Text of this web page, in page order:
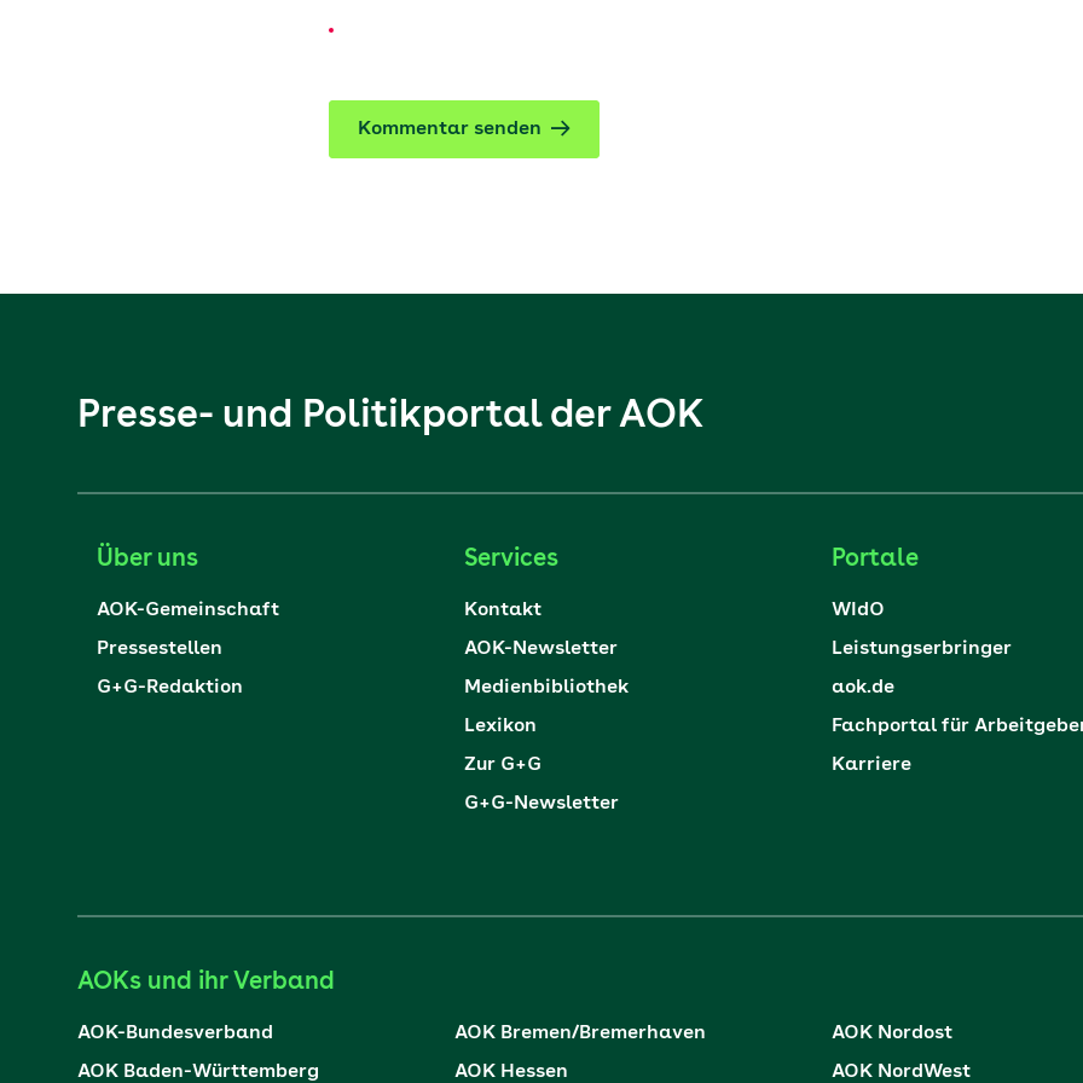
Kommentar senden
Presse- und Politikportal der AOK
Über uns
AOK-Gemeinschaft
Pressestellen
G+G-Redaktion
Services
Kontakt
AOK-Newsletter
Medienbibliothek
Lexikon
Zur G+G
G+G-Newsletter
Portale
WIdO
Leistungserbringer
aok.de
Fachportal für
Karriere
AOKs und ihr Verband
AOK-Bundesverband
AOK Baden-Württemberg
AOK Bremen/Bremerhaven
AOK Hessen
AOK Nordost
AOK NordWest